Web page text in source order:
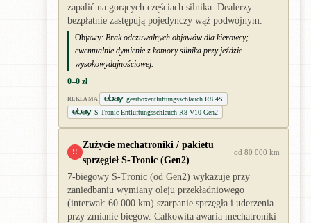
zapalić na gorących częściach silnika. Dealerzy
bezpłatnie zastępują pojedynczy wąż podwójnym.
Objawy: Brak odczuwalnych objawów dla kierowcy;
ewentualnie dymienie z komory silnika przy jeździe
wysokowydajnościowej.
0–0 zł
REKLAMA
gearboxentlüftungsschlauch R8 4S
S-Tronic Entlüftungsschlauch R8 V10 Gen2
!!
Zużycie mechatroniki / pakietu
sprzęgieł S-Tronic (Gen2)
od 80 000 km
7-biegowy S-Tronic (od Gen2) wykazuje przy
zaniedbaniu wymiany oleju przekładniowego
(interwał: 60 000 km) szarpanie sprzęgła i uderzenia
przy zmianie biegów. Całkowita awaria mechatroniki